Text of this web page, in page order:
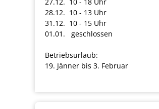
28.12. 10 - 13 Uhr
31.12. 10 - 15 Uhr
01.01. geschlossen
Betriebsurlaub:
19. Jänner bis 3. Februar